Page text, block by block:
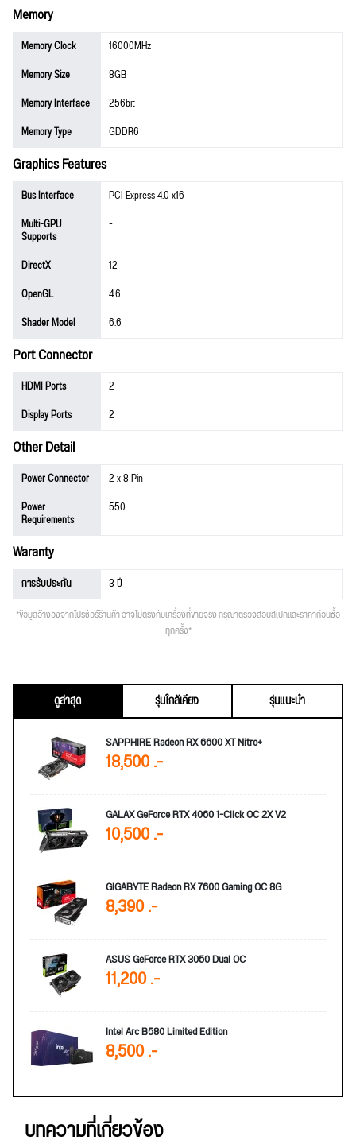
Memory
Memory Clock
16000MHz
Memory Size
8GB
Memory Interface
256bit
Memory Type
GDDR6
Graphics Features
Bus Interface
PCI Express 4.0 x16
Multi-GPU
Supports
-
DirectX
12
OpenGL
4.6
Shader Model
6.6
Port Connector
HDMI Ports
2
Display Ports
2
Other Detail
Power Connector
2 x 8 Pin
Power
Requirements
550
Waranty
การรับประกัน 3 ปี
*ข้อมูลอ้างอิงจากโปรชัวร์ร้านค้า อาจไม่ตรงกับเครื่องที่ขายจริง กรุณาตรวจสอบสเปคและราคาก่อนซื้อ
ทุกครั้ง*
ดูล่าสุด รุ่นใกล้เคียง
รุ่นแนะนำ
SAPPHIRE Radeon RX 6600 XT Nitro+
18,500 .-
GALAX GeForce RTX 4060 1-Click OC 2X V2
10,500 .-
GIGABYTE Radeon RX 7600 Gaming OC 8G
8,390 .-
ASUS GeForce RTX 3050 Dual OC
11,200 .-
Intel Arc B580 Limited Edition
8,500 .-
บทความที่เกี่ยวข้อง